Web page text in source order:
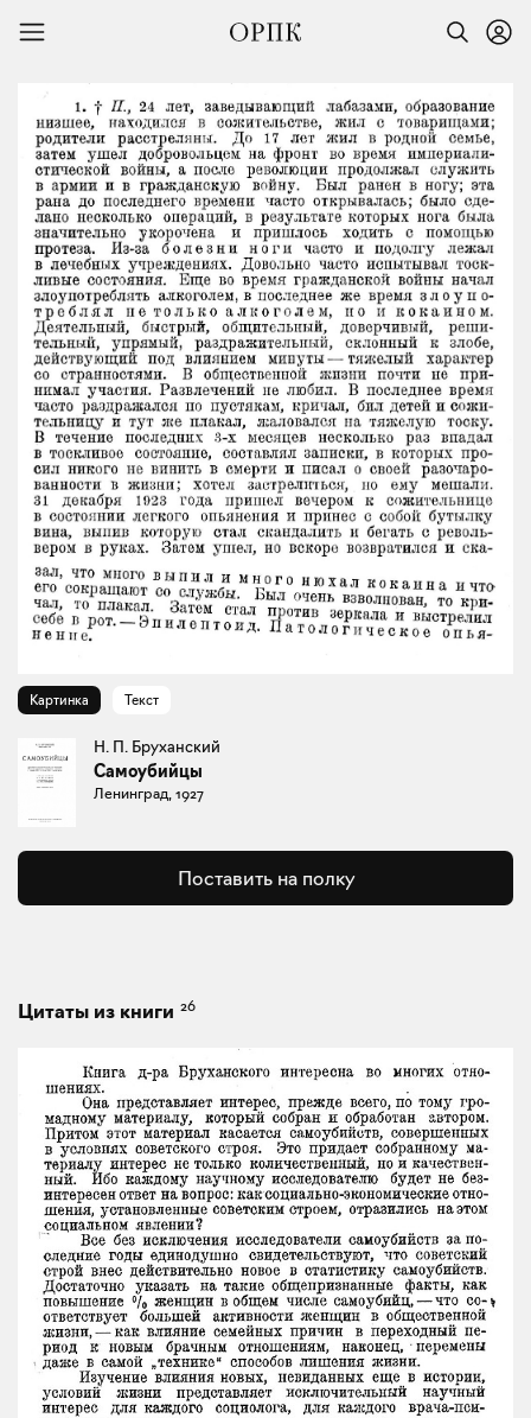
Картинка Текст
Н. П. Бруханский
Самоубийцы
Ленинград, 1927
Поставить на полку
Цитаты из книги 26